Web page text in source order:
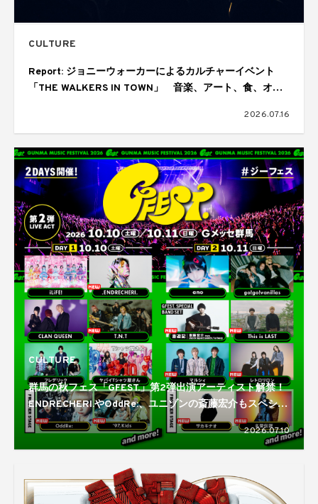
CULTURE
Report: ジョニーウォーカーによるカルチャーイベント
「THE WALKERS IN TOWN」 音楽、アート、食、オー
2026.07.16
CULTURE
群馬の秋フェス「GFEST.」第2弾出演アーティスト解禁！
ENDRECHERI.やOddRe:、ユニゾンの斎藤宏介もスペシャ
ルバンドセットで登場
2026.07.10